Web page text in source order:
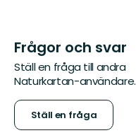
Frågor och svar
Ställ en fråga till andra
Naturkartan-användare.
Ställ en fråga